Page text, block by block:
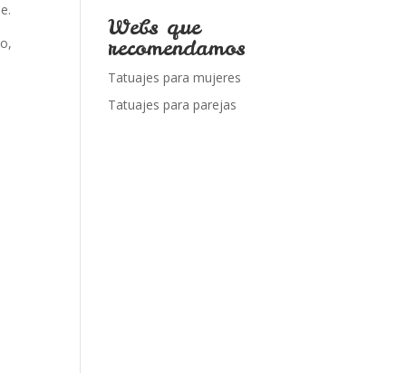
Webs que
recomendamos
Tatuajes para mujeres
Tatuajes para parejas